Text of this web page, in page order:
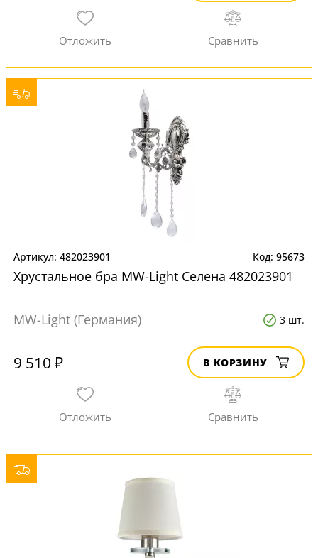
482023901 95673
Хрустальное бра MW-Light Селена 482023901
MW-Light (Германия) 3 шт.
9 510 ₽ В КОРЗИНУ